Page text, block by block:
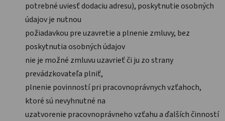
potrebné uviesť dodaciu adresu), poskytnutie osobných
údajov je nutnou
požiadavkou pre uzavretie a plnenie zmluvy, bez
poskytnutia osobných údajov
nie je možné zmluvu uzavrieť či ju zo strany
prevádzkovateľa plniť,
plnenie povinností pri pracovnoprávnych vzťahoch,
ktoré sú nevyhnutné na
uzatvorenie pracovnoprávneho vzťahu a ďalších činností